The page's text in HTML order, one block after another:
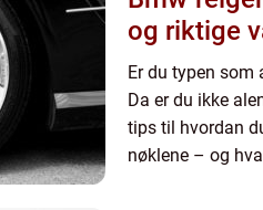
og riktige
Er du typen som
Da er du ikke
tips til hvordan
nøklene – og